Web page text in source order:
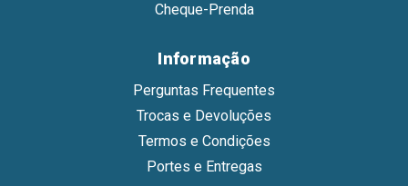
Cheque-Prenda
Informação
Perguntas Frequentes
Trocas e Devoluções
Termos e Condições
Portes e Entregas